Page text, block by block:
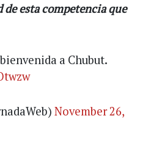
esta competencia que
a Chubut.
November 26,